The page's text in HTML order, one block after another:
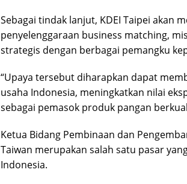
Sebagai tindak lanjut, KDEI Taipei akan
penyelenggaraan business matching,
strategis dengan berbagai pemangku
“Upaya tersebut diharapkan dapat
usaha Indonesia, meningkatkan nilai
sebagai pemasok produk pangan
Ketua Bidang Pembinaan dan
Taiwan merupakan salah satu pasar
Indonesia.